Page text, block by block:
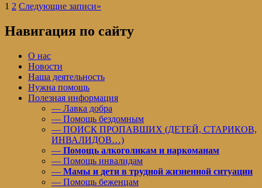
1 2 Следующие записи»
Навигация по сайту
О нас
Новости
Наша деятельность
Нужна помощь
Полезная информация
— Лавка добра
— Помощь бездомным
— ПОИСК ПРОПАВШИХ (ДЕТЕЙ, СТАРИКОВ,
ИНВАЛИДОВ…)
— Помощь алкоголикам и наркоманам
— Помощь инвалидам
— Мамы и дети в трудной жизненной ситуации
— Помощь беженцам